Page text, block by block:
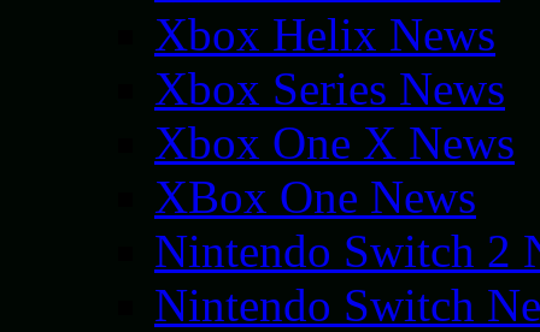
Xbox Helix News
Xbox Series News
Xbox One X News
XBox One News
Nintendo Switch 2
Nintendo Switch